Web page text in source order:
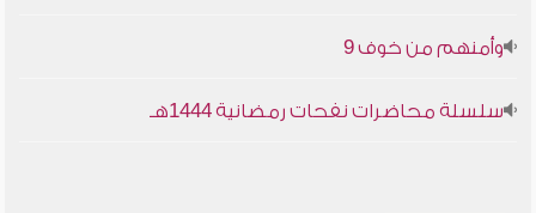
وأمنهم من خوف 9
سلسلة محاضرات نفحات رمضانية 1444هـ